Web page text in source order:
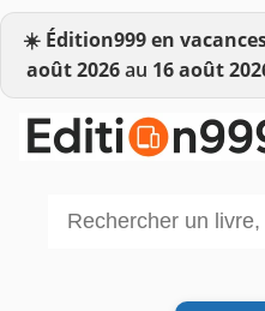
☀️ Édition999 en
août 2026au 16 août